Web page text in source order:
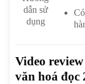
dẫn sử
dụng
Video
văn hoá đọc